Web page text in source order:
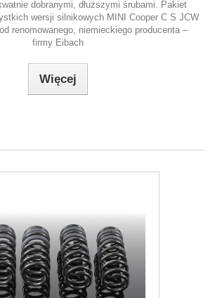
dobranymi, dłuższymi śrubami. Pakiet
wersji silnikowych MINI Cooper C S JCW
renomowanego, niemieckiego producenta –
firmy Eibach
Więcej